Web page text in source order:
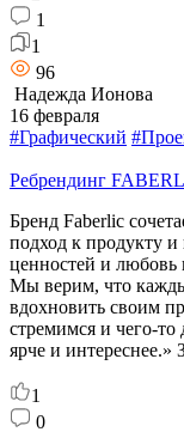
1
1
96
Надежда Ионова
16 февраля
#Графический
Ребрендинг
Бренд Faberlic
подход к продукту
ценностей и любовь
Мы верим, что
вдохновить своим
стремимся и чего-
ярче и
1
0